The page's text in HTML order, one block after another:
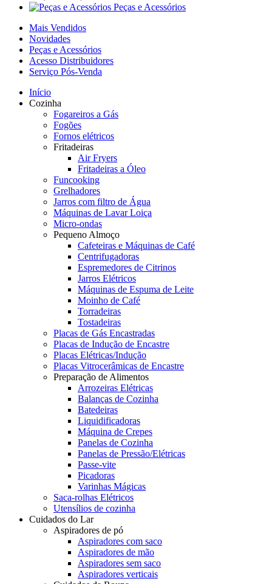
Peças e Acessórios
Mais Vendidos
Novidades
Peças e Acessórios
Acesso Distribuidores
Serviço Pós-Venda
Início
Cozinha
Fogareiros a Gás
Fogões
Fornos elétricos
Fritadeiras
Air Fryers
Fritadeiras a Óleo
Funcooking
Grelhadores
Jarros com filtro de Água
Máquinas de Lavar Loiça
Micro-ondas
Pequeno Almoço
Cafeteiras e Máquinas de Café
Centrifugadoras
Espremedores de Citrinos
Jarros Elétricos
Máquinas de Espuma de Leite
Moinho de Café
Torradeiras
Tostadeiras
Placas de Gás Encastradas
Placas de Indução de Encastre
Placas Elétricas/Indução
Placas Vitrocerâmicas de Encastre
Preparação de Alimentos
Arrozeiras Elétricas
Balanças de Cozinha
Batedeiras
Liquidificadoras
Máquina de Crepes
Panelas de Cozinha
Panelas de Pressão/Elétricas
Passe-vite
Picadoras
Varinhas Mágicas
Saca-rolhas Elétricos
Utensílios de cozinha
Cuidados do Lar
Aspiradores de pó
Aspiradores com saco
Aspiradores de mão
Aspiradores sem saco
Aspiradores verticais